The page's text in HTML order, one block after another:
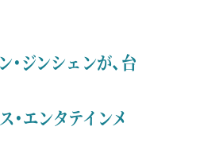
ジンシェンが、台
エンタテインメ